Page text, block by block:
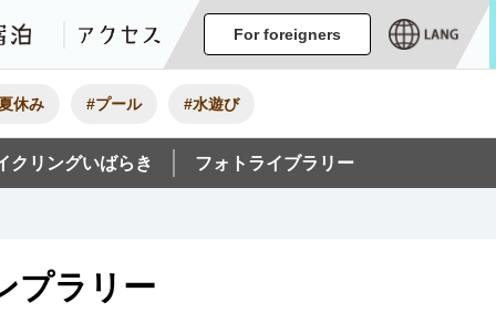
イベント
グルメ・みやげ宿泊 アクセス
For foreigners
休み #プール #水遊び
クリングいばらき フォトライブラリー
プラリー